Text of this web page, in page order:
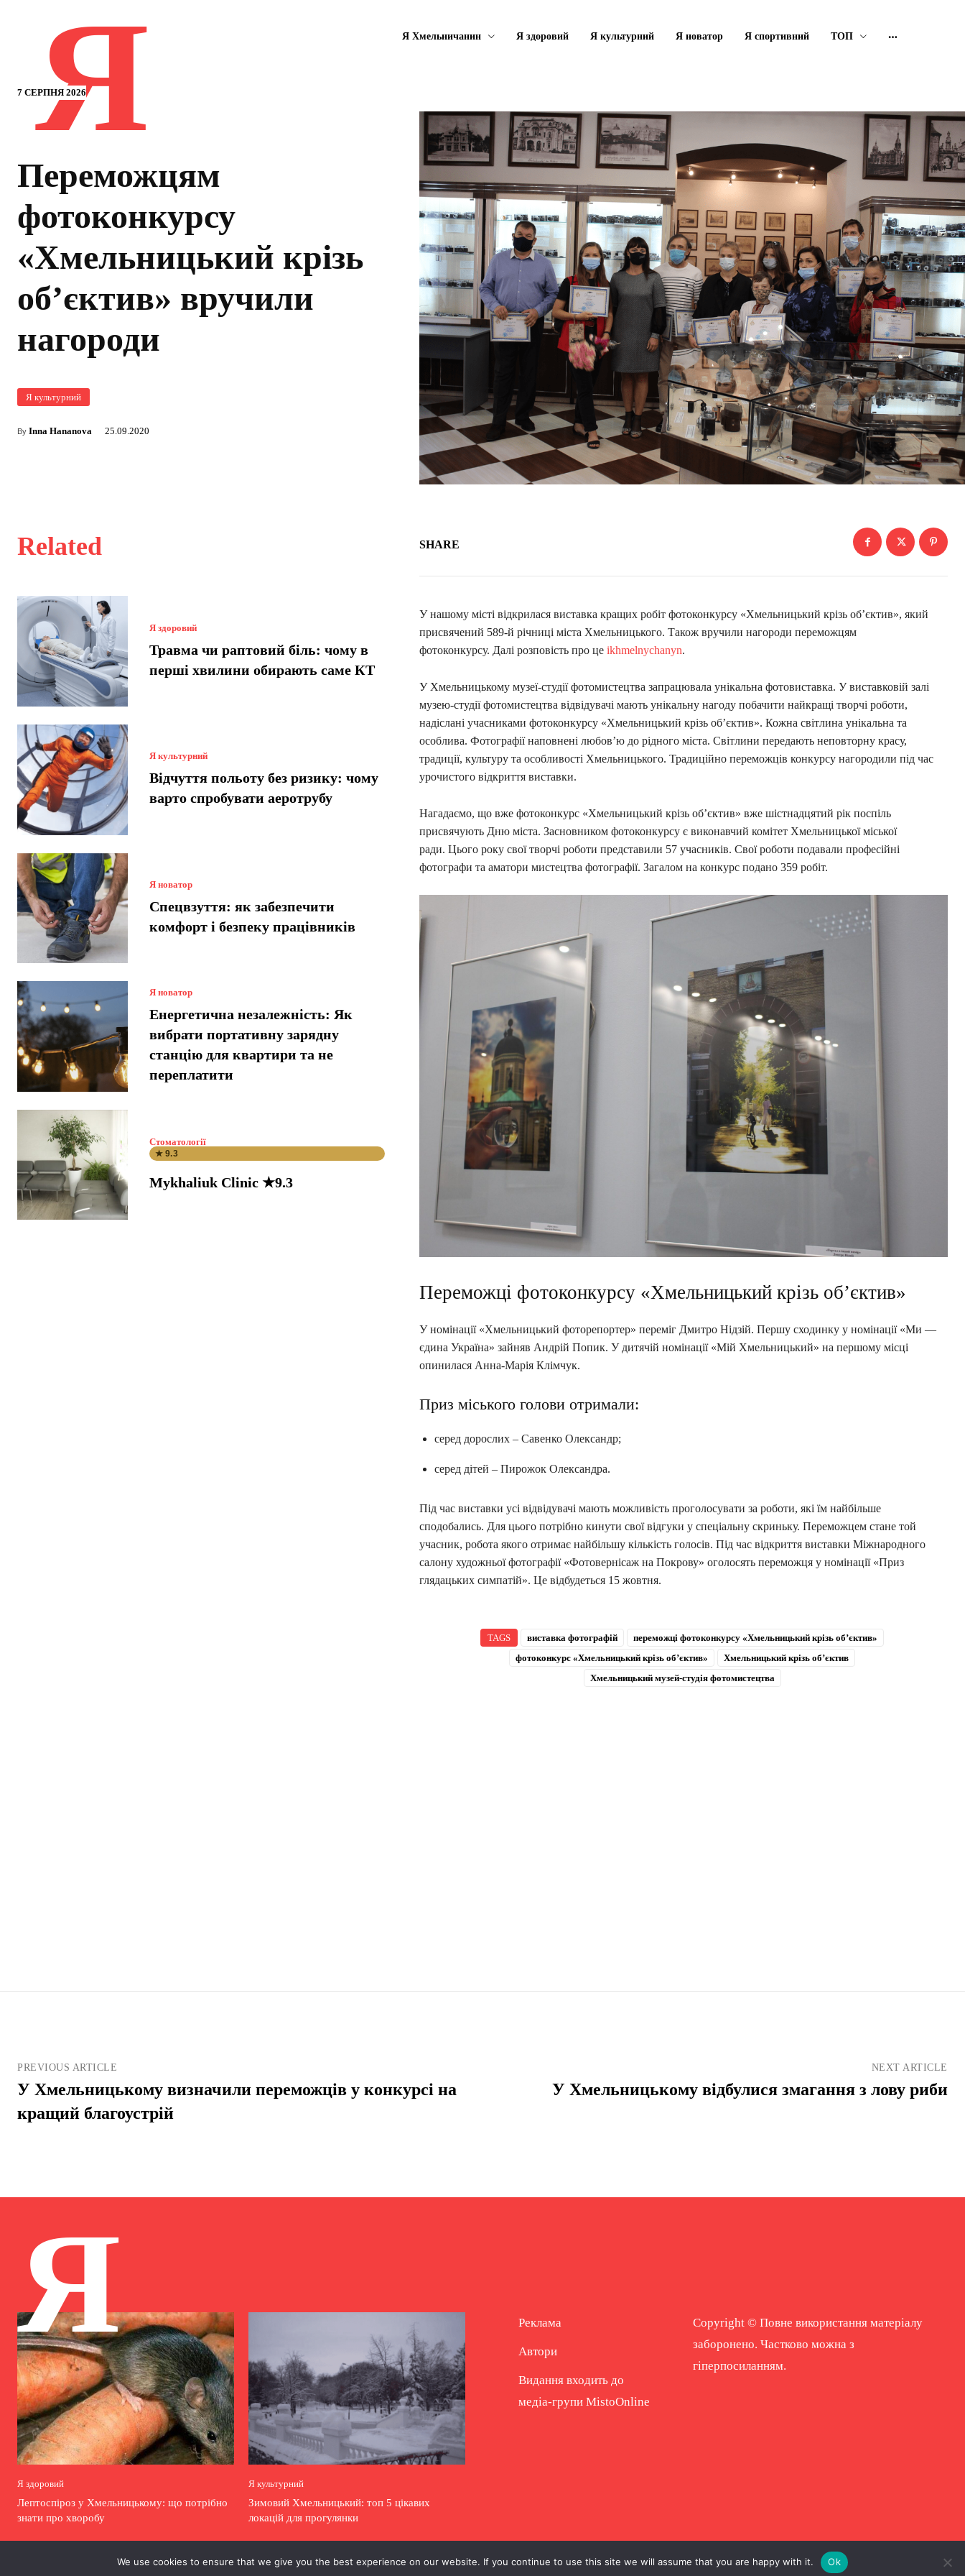
7 СЕРПНЯ 2026
Я Я Хмельничанин Я здоровий Я культурний Я новатор Я спортивний ТОП
Переможцям
фотоконкурсу
«Хмельницький крізь
об’єктив» вручили
нагороди
Я культурний
By Inna Hananova 25.09.2020
Related
Я здоровий
Травма чи раптовий біль: чому в
перші хвилини обирають саме КТ
Я культурний
Відчуття польоту без ризику: чому
варто спробувати аеротрубу
Я новатор
Спецвзуття: як забезпечити
комфорт і безпеку працівників
Я новатор
Енергетична незалежність: Як
вибрати портативну зарядну
станцію для квартири та не
переплатити
Стоматології
★ 9.3
Mykhaliuk Clinic ★9.3
SHARE
У нашому місті відкрилася виставка кращих робіт фотоконкурсу «Хмельницький крізь об’єктив», який
присвячений 589-й річниці міста Хмельницького. Також вручили нагороди переможцям
фотоконкурсу. Далі розповість про це ikhmelnychanyn.
У Хмельницькому музеї-студії фотомистецтва запрацювала унікальна фотовиставка. У виставковій залі
музею-студії фотомистецтва відвідувачі мають унікальну нагоду побачити найкращі творчі роботи,
надіслані учасниками фотоконкурсу «Хмельницький крізь об’єктив». Кожна світлина унікальна та
особлива. Фотографії наповнені любов’ю до рідного міста. Світлини передають неповторну красу,
традиції, культуру та особливості Хмельницького. Традиційно переможців конкурсу нагородили під час
урочистого відкриття виставки.
Нагадаємо, що вже фотоконкурс «Хмельницький крізь об’єктив» вже шістнадцятий рік поспіль
присвячують Дню міста. Засновником фотоконкурсу є виконавчий комітет Хмельницької міської
ради. Цього року свої творчі роботи представили 57 учасників. Свої роботи подавали професійні
фотографи та аматори мистецтва фотографії. Загалом на конкурс подано 359 робіт.
Переможці фотоконкурсу «Хмельницький крізь об’єктив»
У номінації «Хмельницький фоторепортер» переміг Дмитро Нідзій. Першу сходинку у номінації «Ми —
єдина Україна» зайняв Андрій Попик. У дитячій номінації «Мій Хмельницький» на першому місці
опинилася Анна-Марія Клімчук.
Приз міського голови отримали:
серед дорослих – Савенко Олександр;
серед дітей – Пирожок Олександра.
Під час виставки усі відвідувачі мають можливість проголосувати за роботи, які їм найбільше
сподобались. Для цього потрібно кинути свої відгуки у спеціальну скриньку. Переможцем стане той
учасник, робота якого отримає найбільшу кількість голосів. Під час відкриття виставки Міжнародного
салону художньої фотографії «Фотовернісаж на Покрову» оголосять переможця у номінації «Приз
глядацьких симпатій». Це відбудеться 15 жовтня.
TAGS виставка фотографій
переможці фотоконкурсу «Хмельницький крізь об’єктив»
фотоконкурс «Хмельницький крізь об’єктив»
Хмельницький крізь об’єктив
Хмельницький музей-студія фотомистецтва
PREVIOUS ARTICLE
У Хмельницькому визначили переможців у конкурсі на
кращий благоустрій
NEXT ARTICLE
У Хмельницькому відбулися змагання з лову риби
Я
Я здоровий
Лептоспіроз у Хмельницькому: що потрібно
знати про хворобу
Я культурний
Зимовий Хмельницький: топ 5 цікавих
локацій для прогулянки
Реклама
Автори
Видання входить до
медіа-групи MistoOnline
Copyright © Повне використання матеріалу
заборонено. Частково можна з
гіперпосиланням.
We use cookies to ensure that we give you the best experience on our website. If you continue to use this site we will assume that you are happy with it. Ok